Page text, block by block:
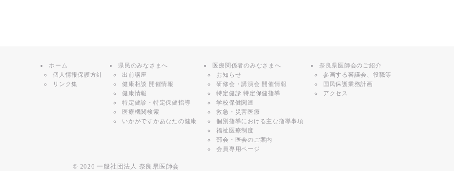
ホーム
個人情報保護方針
リンク集
県民のみなさまへ
出前講座
健康相談 開催情報
健康情報
特定健診・特定保健指導
医療機関検索
いかがですかあなたの健康
医療関係者のみなさまへ
お知らせ
研修会・講演会 開催情報
特定健診 特定保健指導
学校保健関連
救急・災害医療
個別指導における主な指導事項
福祉医療制度
部会・医会のご案内
会員専用ページ
奈良県医師会のご紹介
参画する審議会、役職等
国民保護業務計画
アクセス
© 2026 一般社団法人 奈良県医師会